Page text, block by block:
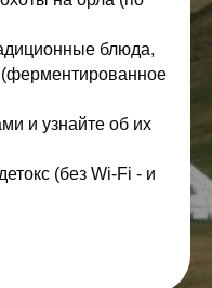
блюда,
(ферментированное
и узнайте об их
(без Wi-Fi - и